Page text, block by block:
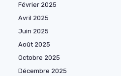
Février 2025
Avril 2025
Juin 2025
Août 2025
Octobre 2025
Décembre 2025